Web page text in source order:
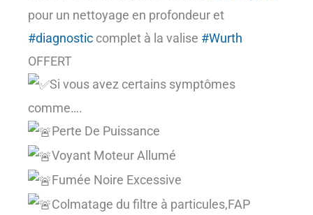
pour un nettoyage en profondeur et
#diagnostic complet à la valise #Wurth
OFFERT
Si vous avez certains symptômes
comme….
Perte De Puissance
Voyant Moteur Allumé
Fumée Noire Excessive
Colmatage du filtre à particules,FAP